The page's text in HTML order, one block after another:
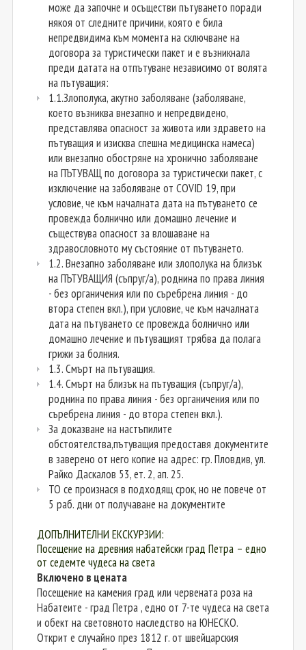
може да започне и осъществи пътуването поради
някоя от следните причини, която е била
непредвидима към момента на сключване на
договора за туристически пакет и е възникнала
преди датата на отпътуване независимо от волята
на пътуващия:
1.1.Злополука, акутно заболяване (заболяване,
което възниква внезапно и непредвидено,
представлява опасност за живота или здравето на
пътуващия и изисква спешна медицинска намеса)
или внезапно обостряне на хронично заболяване
на ПЪТУВАЩ по договора за туристически пакет, с
изключение на заболяване от COVID 19, при
условие, че към началната дата на пътуването се
провежда болнично или домашно лечение и
съществува опасност за влошаване на
здравословното му състояние от пътуването.
1.2. Внезапно заболяване или злополука на близък
на ПЪТУВАЩИЯ (съпруг/а), роднина по права линия
- без органичения или по съребрена линия - до
втора степен вкл.), при условие, че към началната
дата на пътуването се провежда болнично или
домашно лечение и пътуващият трябва да полага
грижи за болния.
1.3. Смърт на пътуващия.
1.4. Смърт на близък на пътуващия (съпруг/а),
роднина по права линия - без органичения или по
съребрена линия - до втора степен вкл.).
За доказване на настъпилите
обстоятелства,пътуващия предоставя документите
в заверено от него копие на адрес: гр. Пловдив, ул.
Райко Даскалов 53, ет. 2, ап. 25.
ТО се произнася в подходящ срок, но не повече от
5 раб. дни от получаване на документите
ДОПЪЛНИТЕЛНИ ЕКСКУРЗИИ:
Посещение на древния набатейски град Петра – едно
от седемте чудеса на света
Включено в цената
Посещение на камения град или червената роза на
Набатеите - град Петра , едно от 7-те чудеса на света
и обект на световното наследство на ЮНЕСКО.
Открит е случайно през 1812 г. от швейцарския